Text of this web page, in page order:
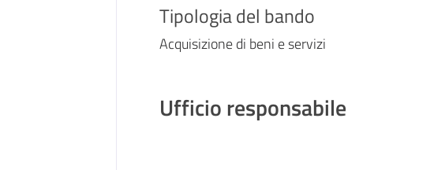
Tipologia del bando
Acquisizione di beni e servizi
Ufficio responsabile